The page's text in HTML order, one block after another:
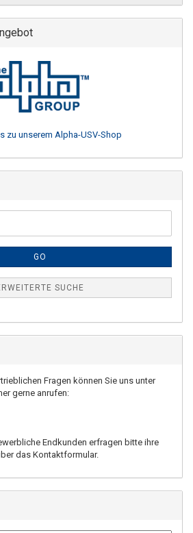
zu unserem Alpha-USV-Shop
GO
SUCHE
Fragen können Sie uns unter
gerne anrufen:
Endkunden erfragen bitte ihre
das Kontaktformular.